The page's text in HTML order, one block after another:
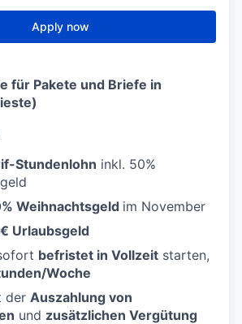
Apply now
für Pakete und Briefe in
Stundenlohn inkl. 50%
Weihnachtsgeld im November
Urlaubsgeld
befristet in Vollzeit starten,
Woche
der Auszahlung von
und zusätzlichen Vergütung